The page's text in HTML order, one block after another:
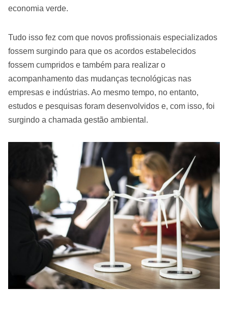
economia verde.
Tudo isso fez com que novos profissionais especializados
fossem surgindo para que os acordos estabelecidos
fossem cumpridos e também para realizar o
acompanhamento das mudanças tecnológicas nas
empresas e indústrias. Ao mesmo tempo, no entanto,
estudos e pesquisas foram desenvolvidos e, com isso, foi
surgindo a chamada gestão ambiental.